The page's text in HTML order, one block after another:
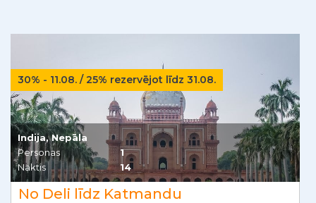
30% - 11.08. / 25% rezervējot līdz 31.08.
Indija, Nepāla
Personas
1
Naktis
14
No Deli līdz Katmandu